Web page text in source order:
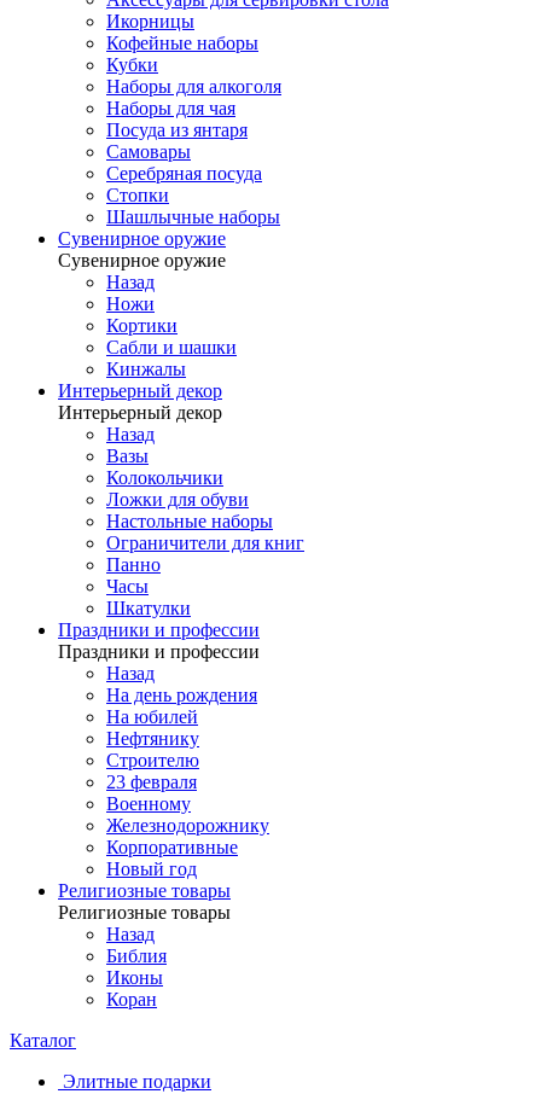
Икорницы
Кофейные наборы
Кубки
Наборы для алкоголя
Наборы для чая
Посуда из янтаря
Самовары
Серебряная посуда
Стопки
Шашлычные наборы
Сувенирное оружие
Сувенирное оружие
Назад
Ножи
Кортики
Сабли и шашки
Кинжалы
Интерьерный декор
Интерьерный декор
Назад
Вазы
Колокольчики
Ложки для обуви
Настольные наборы
Ограничители для книг
Панно
Часы
Шкатулки
Праздники и профессии
Праздники и профессии
Назад
На день рождения
На юбилей
Нефтянику
Строителю
23 февраля
Военному
Железнодорожнику
Корпоративные
Новый год
Религиозные товары
Религиозные товары
Назад
Библия
Иконы
Коран
Каталог
Элитные подарки